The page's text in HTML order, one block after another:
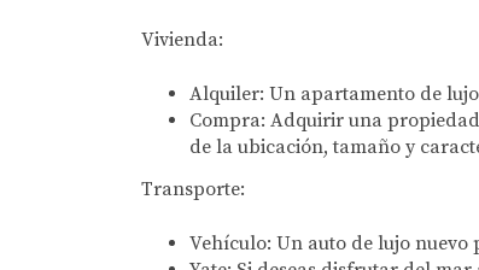
Vivienda:
Alquiler: Un apartamento de lujo
Compra: Adquirir una propiedad
de la ubicación, tamaño y
Transporte:
Vehículo: Un auto de lujo nuevo